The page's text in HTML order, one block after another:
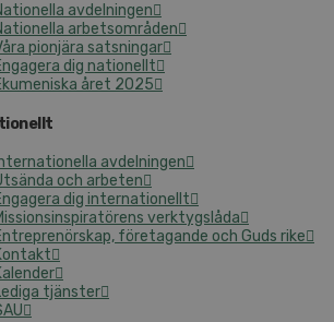
avdelningen
arbetsområden
pionjära satsningar
dig nationellt
året 2025
avdelningen
och arbeten
dig internationellt
verktygslåda
företagande och Guds rike
tjänster